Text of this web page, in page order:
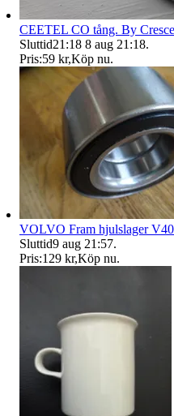
CEETEL CO tång. By
Sluttid21:18 8 aug 21:18.
Pris:59 kr,Köp nu.
VOLVO Fram hjulslager
Sluttid9 aug 21:57.
Pris:129 kr,Köp nu.